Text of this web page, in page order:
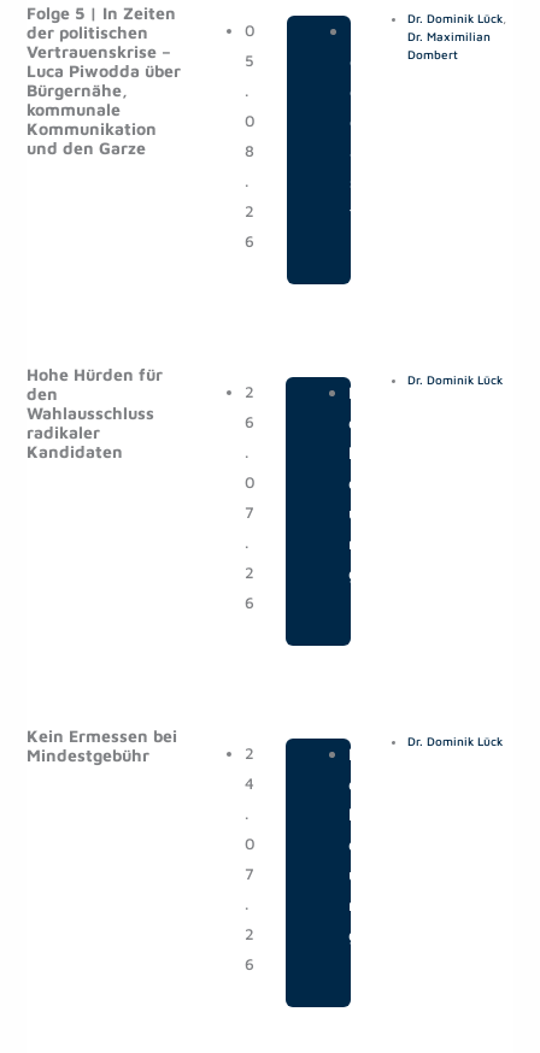
Folge 5 | In Zeiten
der politischen
Vertrauenskrise –
Luca Piwodda über
Bürgernähe,
kommunale
Kommunikation
und den Garze
0
5
.
0
8
.
2
6
o
d
c
a
s
t
Dr. Dominik Lück,
Dr. Maximilian
Dombert
Hohe Hürden für
den
Wahlausschluss
radikaler
Kandidaten
2
6
.
0
7
.
2
6
M
e
l
d
u
n
g
Dr. Dominik Lück
Kein Ermessen bei
Mindestgebühr
2
4
.
0
7
.
2
6
M
e
l
d
u
n
g
Dr. Dominik Lück
i
t
e
i
t
i